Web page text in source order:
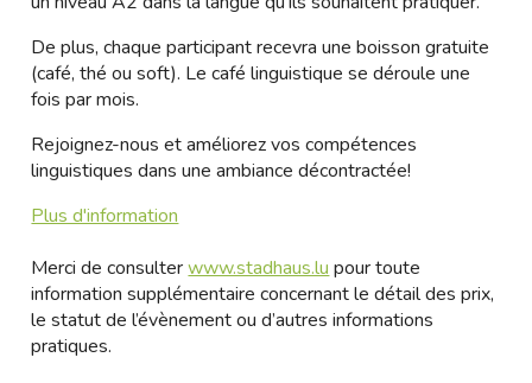
De plus, chaque participant recevra une boisson gratuite
(café, thé ou soft). Le café linguistique se déroule une
fois par mois.
Rejoignez-nous et améliorez vos compétences
linguistiques dans une ambiance décontractée!
Plus d'information
Merci de consulterwww.stadhaus.lu pour toute
information supplémentaire concernant le détail des prix,
le statut de l’évènement ou d’autres informations
pratiques.